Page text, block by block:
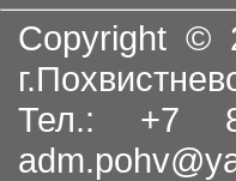
Copyright ©
Тел.: +7